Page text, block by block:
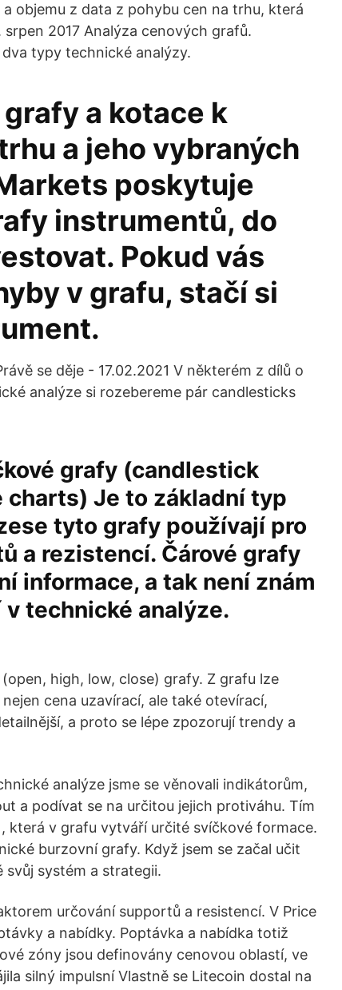
objemu z data z pohybu cen na trhu, která
2017 Analýza cenových grafů.
typy technické analýzy.
a kotace k
a jeho vybraných
poskytuje
instrumentů, do
Pokud vás
v grafu, stačí si
se děje - 17.02.2021 V některém z dílů o
analýze si rozebereme pár candlesticks
grafy (candlestick
charts) Je to základní typ
tyto grafy používají pro
a rezistencí. Čárové grafy
informace, a tak není znám
technické analýze.
(open, high, low, close) grafy. Z grafu lze
cena uzavírací, ale také otevírací,
a proto se lépe zpozorují trendy a
analýze jsme se věnovali indikátorům,
a podívat se na určitou jejich protiváhu. Tím
která v grafu vytváří určité svíčkové formace.
burzovní grafy. Když jsem se začal učit
systém a strategii.
určování supportů a resistencí. V Price
a nabídky. Poptávka a nabídka totiž
zóny jsou definovány cenovou oblastí, ve
silný impulsní Vlastně se Litecoin dostal na